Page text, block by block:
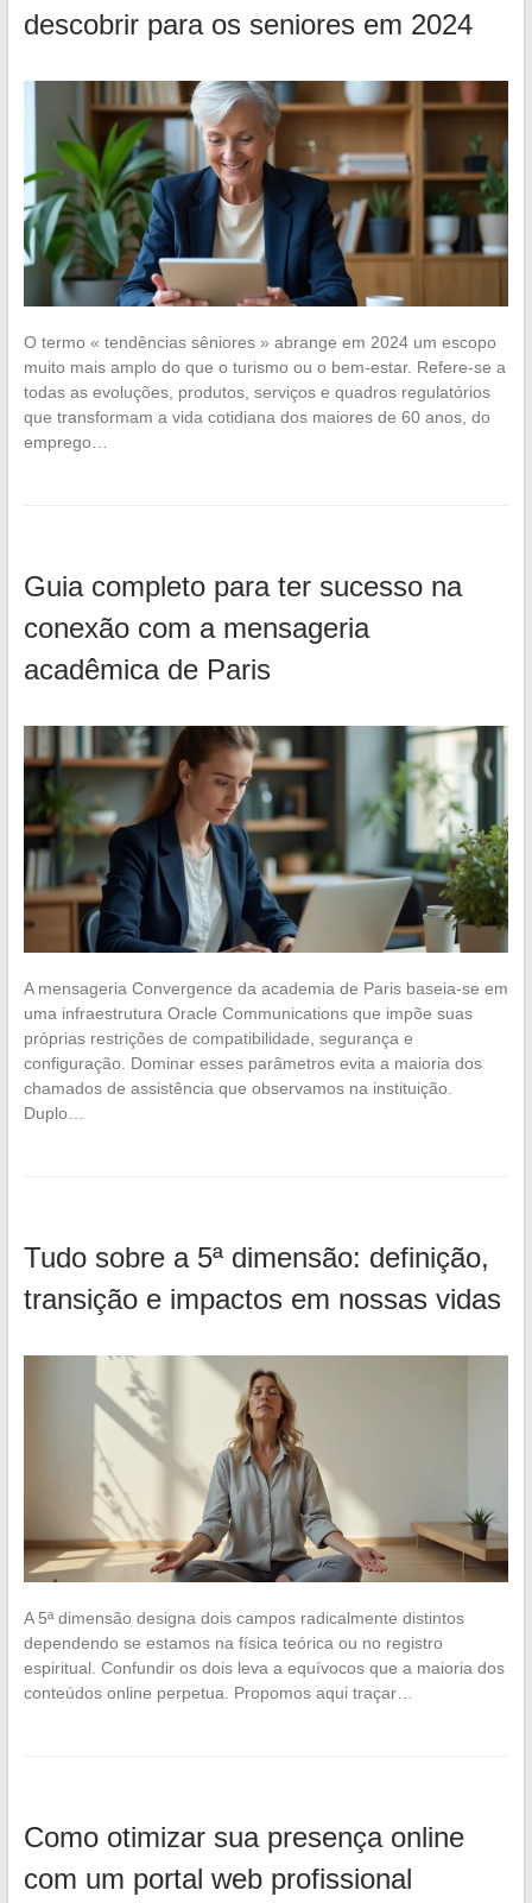
descobrir para os seniores em 2024
O termo « tendências sêniores » abrange em 2024 um escopo
muito mais amplo do que o turismo ou o bem-estar. Refere-se a
todas as evoluções, produtos, serviços e quadros regulatórios
que transformam a vida cotidiana dos maiores de 60 anos, do
emprego…
Guia completo para ter sucesso na
conexão com a mensageria
acadêmica de Paris
A mensageria Convergence da academia de Paris baseia-se em
uma infraestrutura Oracle Communications que impõe suas
próprias restrições de compatibilidade, segurança e
configuração. Dominar esses parâmetros evita a maioria dos
chamados de assistência que observamos na instituição.
Duplo…
Tudo sobre a 5ª dimensão: definição,
transição e impactos em nossas vidas
A 5ª dimensão designa dois campos radicalmente distintos
dependendo se estamos na física teórica ou no registro
espiritual. Confundir os dois leva a equívocos que a maioria dos
conteúdos online perpetua. Propomos aqui traçar…
Como otimizar sua presença online
com um portal web profissional